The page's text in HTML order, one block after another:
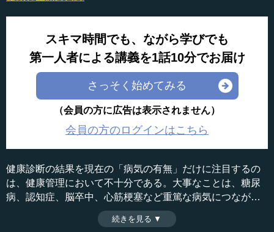
スキマ時間でも、ながら学びでも
第一人者による講義を1話10分でお届け
さっそく始めてみる
（会員の方に広告は表示されません）
会員の方のログインはこちら
健康診断の結果を現在の「病気の有無」だけに注目するの
は、健康管理において不十分である。大事なことは、糖尿
病、認知症、脳卒中、心筋梗塞など重篤な病気につながる
共通点に着目していくこと。キーワードは「血管」であ
る。いったいどういうことなのか。将来の病気を防ぐため
続きを見る ▼